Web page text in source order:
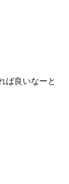
ば良いなーと